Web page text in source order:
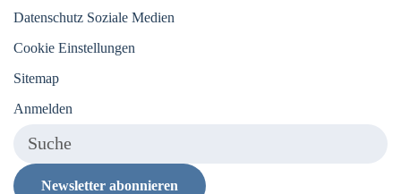
Datenschutz Soziale Medien
Cookie Einstellungen
Sitemap
Anmelden
Newsletter abonnieren